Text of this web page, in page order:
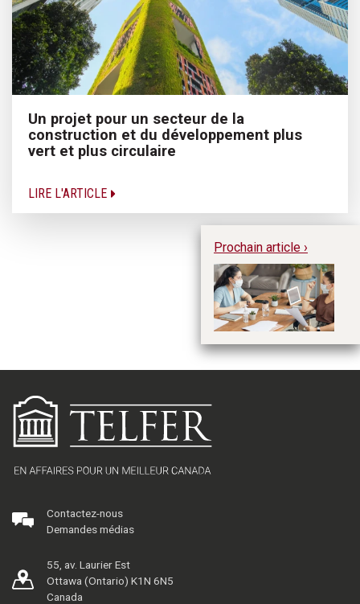
Un projet pour un secteur de la
construction et du développement plus
vert et plus circulaire
LIRE L'ARTICLE
Prochain article ›
Contactez-nous
Demandes médias
55, av. Laurier Est
Ottawa (Ontario) K1N 6N5
Canada